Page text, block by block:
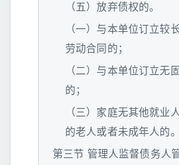
（五）放弃债权的。
（一）与本单位订立较
劳动合同的；
（二）与本单位订立无
的；
（三）家庭无其他就业
的老人或者未成年人的。
第三节 管理人监督债务人